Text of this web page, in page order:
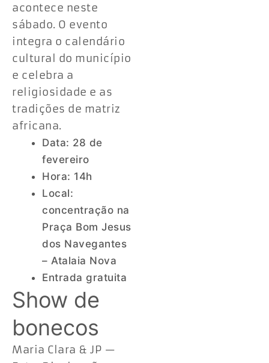
acontece neste
sábado. O evento
integra o calendário
cultural do município
e celebra a
religiosidade e as
tradições de matriz
africana.
Data: 28 de
fevereiro
Hora: 14h
Local:
concentração na
Praça Bom Jesus
dos Navegantes
– Atalaia Nova
Entrada gratuita
Show de
bonecos
Maria Clara & JP —